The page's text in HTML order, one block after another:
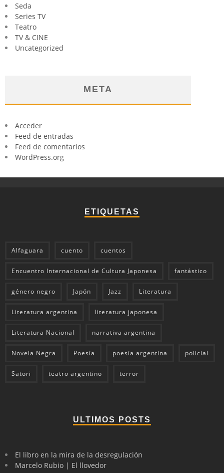
Seda
Series TV
Teatro
TV & CINE
Uncategorized
META
Acceder
Feed de entradas
Feed de comentarios
WordPress.org
ETIQUETAS
Alfaguara cuento cuentos
Encuentro Internacional de Cultura Japonesa fantástico
género negro Japón Jazz Literatura
Literatura argentina literatura japonesa
Literatura Nacional narrativa argentina
Novela Negra Poesía poesía argentina policial
Satori teatro argentino terror
ULTIMOS POSTS
El libro en la mira de la desregulación
Marcelo Rubio | El llovedor